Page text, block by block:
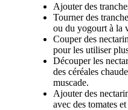
Ajouter des
Tourner des
ou du yogourt à la
Couper des
pour les utiliser
Découper les
des céréales
muscade.
Ajouter des
avec des tomates